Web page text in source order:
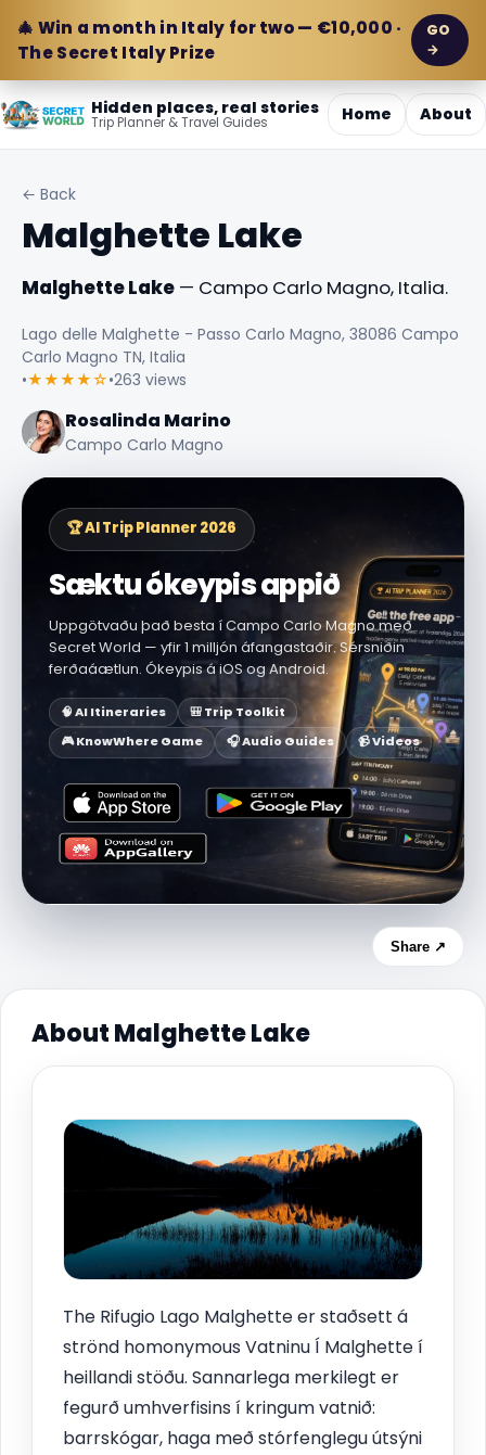
🎄 Win a month in Italy for two — €10,000 ·
The Secret Italy Prize
GO
→
Hidden places, real stories
Trip Planner & Travel Guides Home About
← Back
Malghette Lake
Malghette Lake — Campo Carlo Magno, Italia.
Lago delle Malghette - Passo Carlo Magno, 38086 Campo
Carlo Magno TN, Italia
•★★★★☆•263 views
Rosalinda Marino
Campo Carlo Magno
🏆 AI Trip Planner 2026
Sæktu ókeypis appið
Uppgötvaðu það besta í Campo Carlo Magno með
Secret World — yfir 1 milljón áfangastaðir. Sérsniðin
ferðaáætlun. Ókeypis á iOS og Android.
🧠 AI Itineraries
🎒 Trip Toolkit
🎮 KnowWhere Game
🎧 Audio Guides 📹 Videos
Share ↗
About Malghette Lake
The Rifugio Lago Malghette er staðsett á
strönd homonymous Vatninu Í Malghette í
heillandi stöðu. Sannarlega merkilegt er
fegurð umhverfisins í kringum vatnið:
barrskógar, haga með stórfenglegu útsýni